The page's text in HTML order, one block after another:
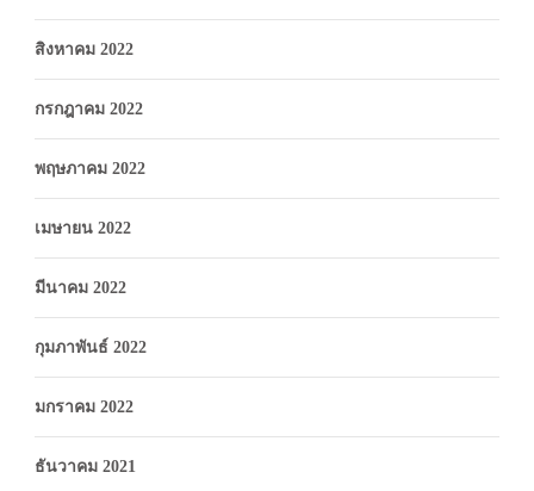
สิงหาคม 2022
กรกฎาคม 2022
พฤษภาคม 2022
เมษายน 2022
มีนาคม 2022
กุมภาพันธ์ 2022
มกราคม 2022
ธันวาคม 2021